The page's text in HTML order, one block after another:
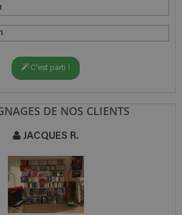
C'est parti !
DE NOS CLIENTS
R.